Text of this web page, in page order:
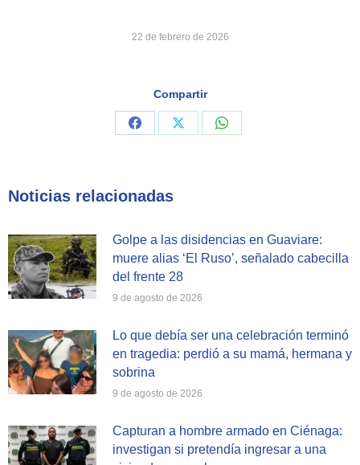
22 de febrero de 2026
Compartir
Share
Share
Share
Noticias relacionadas
Golpe a las disidencias en Guaviare:
muere alias ‘El Ruso’, señalado cabecilla
del frente 28
9 de agosto de 2026
Lo que debía ser una celebración terminó
en tragedia: perdió a su mamá, hermana y
sobrina
9 de agosto de 2026
Capturan a hombre armado en Ciénaga:
investigan si pretendía ingresar a una